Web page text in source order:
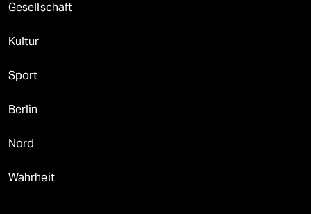
Gesellschaft
Kultur
Sport
Berlin
Nord
Wahrheit